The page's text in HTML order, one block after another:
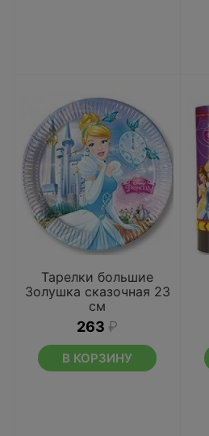
Тарелки большие
Золушка сказочная 23
см
263 ₽
В КОРЗИНУ